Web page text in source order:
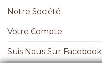
Notre Société
Votre Compte
Suis Nous Sur Facebook